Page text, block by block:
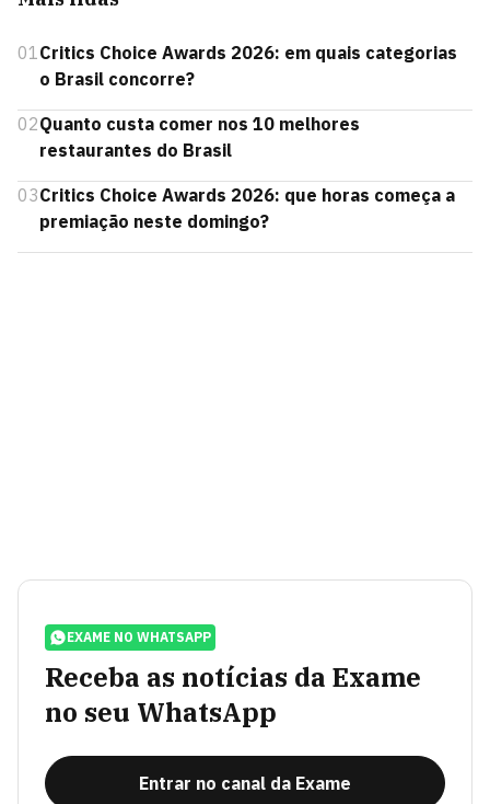
01Critics Choice Awards 2026: em quais categorias
o Brasil concorre?
02Quanto custa comer nos 10 melhores
restaurantes do Brasil
03Critics Choice Awards 2026: que horas começa a
premiação neste domingo?
EXAME NO WHATSAPP
Receba as notícias da Exame
no seu WhatsApp
Entrar no canal da Exame